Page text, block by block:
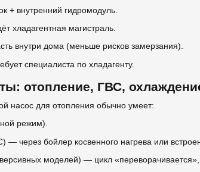
+ внутренний гидромодуль.
хладагентная магистраль.
внутри дома (меньше рисков замерзания).
специалиста по хладагенту.
отопление, ГВС,
насос для отопления обычно умеет:
режим).
— через бойлер косвенного нагрева или
моделей) — цикл «переворачивается»,